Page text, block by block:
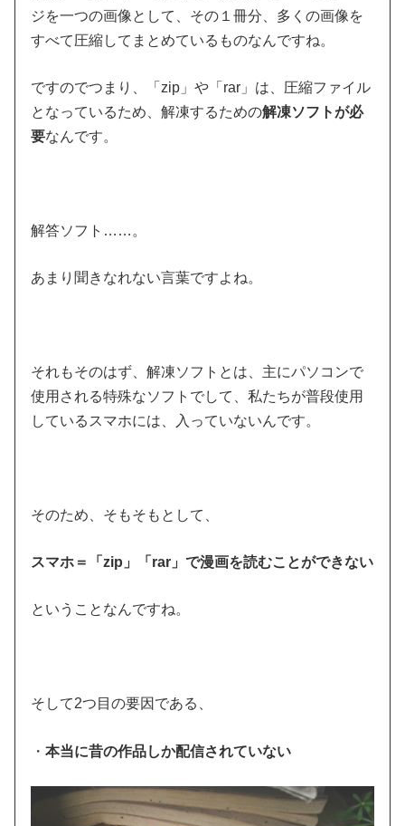
ジを一つの画像として、その１冊分、多くの画像を
すべて圧縮してまとめているものなんですね。
ですのでつまり、「zip」や「rar」は、圧縮ファイル
となっているため、解凍するための解凍ソフトが必
要なんです。
解答ソフト……。
あまり聞きなれない言葉ですよね。
それもそのはず、解凍ソフトとは、主にパソコンで
使用される特殊なソフトでして、私たちが普段使用
しているスマホには、入っていないんです。
そのため、そもそもとして、
スマホ＝「zip」「rar」で漫画を読むことができない
ということなんですね。
そして2つ目の要因である、
・本当に昔の作品しか配信されていない